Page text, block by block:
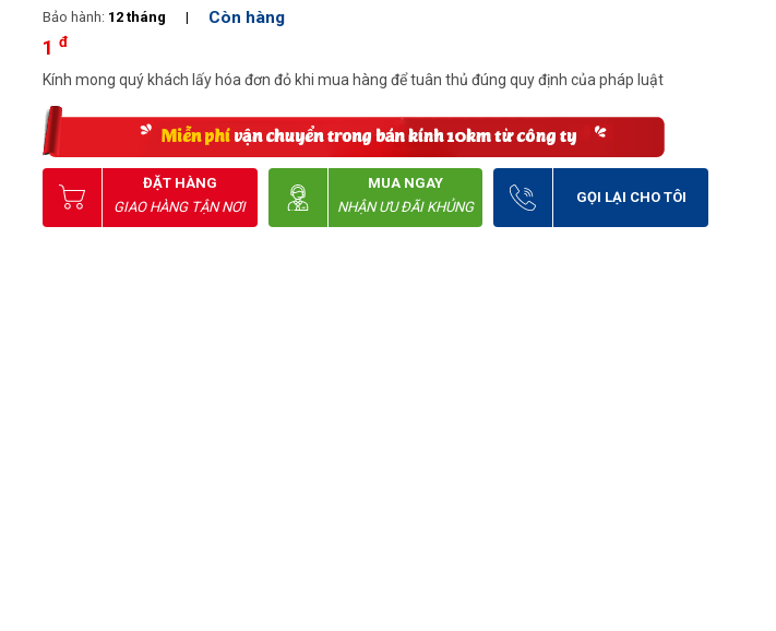
Bảo hành: 12 tháng | Còn hàng
1 đ
Kính mong quý khách lấy hóa đơn đỏ khi mua hàng để tuân thủ đúng quy định của pháp luật
ĐẶT HÀNG
GIAO HÀNG TẬN NƠI
MUA NGAY
NHẬN ƯU ĐÃI KHỦNG
GỌI LẠI CHO TÔI